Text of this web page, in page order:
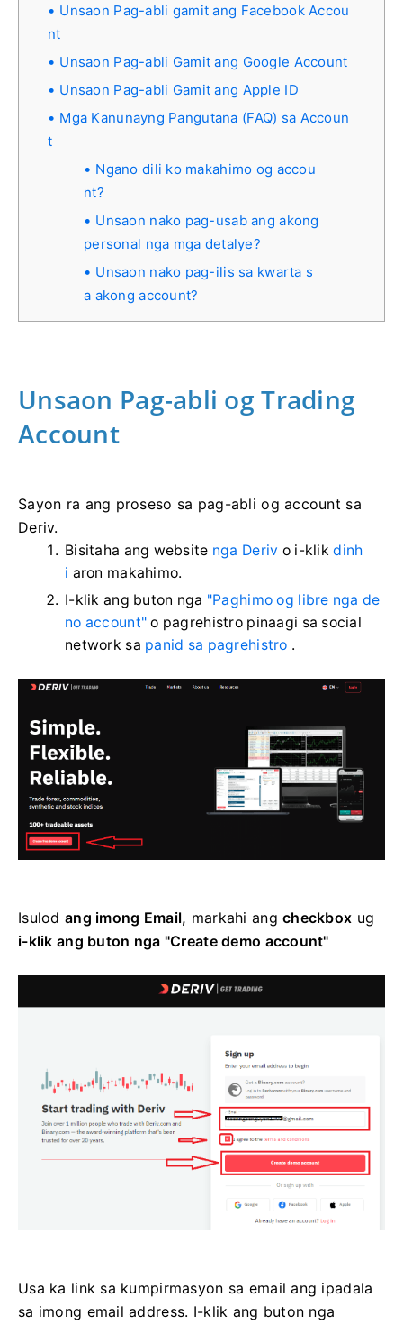
Unsaon Pag-abli gamit ang Facebook Accou
nt
Unsaon Pag-abli Gamit ang Google Account
Unsaon Pag-abli Gamit ang Apple ID
Mga Kanunayng Pangutana (FAQ) sa Accoun
t
Ngano dili ko makahimo og accou
nt?
Unsaon nako pag-usab ang akong
personal nga mga detalye?
Unsaon nako pag-ilis sa kwarta s
a akong account?
Unsaon Pag-abli og Trading
Account
Sayon ra ang proseso sa pag-abli og account sa
Deriv.
Bisitaha ang website nga Deriv o i-klikdinh
i aron makahimo.
I-klik ang buton nga "Paghimo og libre nga de
no account" o pagrehistro pinaagi sa social
network sa panid sa pagrehistro .
Isulod ang imong Email, markahi angcheckbox ug
i-klik ang buton nga "Create demo account"
Usa ka link sa kumpirmasyon sa email ang ipadala
sa imong email address. I-klik ang buton nga